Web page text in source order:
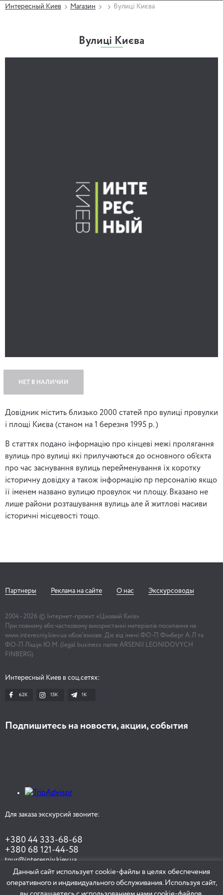
Интересный Киев Магазин Вулиці Києва
Вулиці Києва
НЕТ В НАЛИЧИИ
Довідник містить близько 2000 статей про вулиці провулки
і площі Києва (станом на 1 березня 1995 р. )
В статтях подано інформацію про кінцеві межі пролягання
вулиць про вулиці які прилучаються до основного об’єкта
про час заснування вулиць перейменування їх коротку
історичну довідку а також інформацію пр персоналію якщо
її іменем названо вулицю провулок чи площу. Вказано не
лише райони розташування вулиць але й житлові масиви
історичні місцевості тощо.
Партнеры Реклама на сайте О нас Экскурсоводы
2004 - 2026 © Інтернет-проект «Цікавий Київ»
При повному або частковому використанні матеріалів посилання на
www.interesniy.kiev.ua обов'язкове. Діє від імені ФО-П Фінберг А.Л та
ФО-П Ліщук Ю.М. (legal business name ARSENII LEONIDOVYCH
FINBERG)
Интересный Киев в соц.сетях:
62K 15K 1К
Подпишитесь на новости, акции, события
Для заказа экскурсий звоните:
+380 44 333-68-68
+380 68 121-44-58
tour@interesniy.kiev.ua
Данный сайт использует cookie-файлы в целях обеспечения
оперативного и индивидуального обслуживания. Используя сайт,